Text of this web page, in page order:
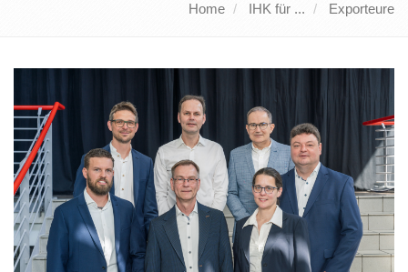
Home IHK für ... Exporteure